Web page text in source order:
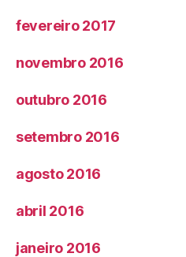
fevereiro 2017
novembro 2016
outubro 2016
setembro 2016
agosto 2016
abril 2016
janeiro 2016